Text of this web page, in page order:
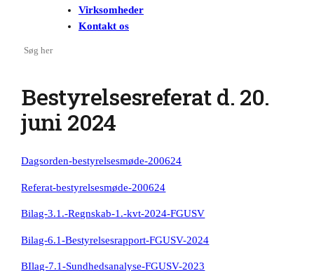
Virksomheder
Kontakt os
Search
Bestyrelsesreferat d. 20.
juni 2024
Dagsorden-bestyrelsesmøde-200624
Referat-bestyrelsesmøde-200624
Bilag-3.1.-Regnskab-1.-kvt-2024-FGUSV
Bilag-6.1-Bestyrelsesrapport-FGUSV-2024
BIlag-7.1-Sundhedsanalyse-FGUSV-2023